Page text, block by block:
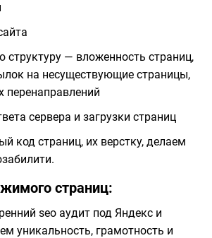
структуру — вложенность страниц,
на несуществующие страницы,
перенаправлений
сервера и загрузки страниц
код страниц, их верстку, делаем
страниц:
seo аудит под Яндекс и
уникальность, грамотность и